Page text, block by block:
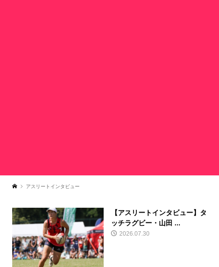
アスリートインタビュー
【アスリートインタビュー】タ
ッチラグビー・山田 ...
2026.07.30